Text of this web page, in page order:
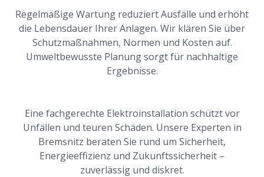
Regelmäßige Wartung reduziert Ausfälle und erhöht
die Lebensdauer Ihrer Anlagen. Wir klären Sie über
Schutzmaßnahmen, Normen und Kosten auf.
Umweltbewusste Planung sorgt für nachhaltige
Ergebnisse.
Eine fachgerechte Elektroinstallation schützt vor
Unfällen und teuren Schäden. Unsere Experten in
Bremsnitz beraten Sie rund um Sicherheit,
Energieeffizienz und Zukunftssicherheit –
zuverlässig und diskret.